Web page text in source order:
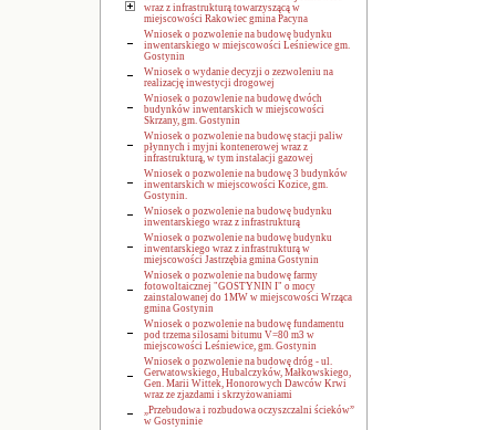
wraz z infrastrukturą towarzyszącą w
miejscowości Rakowiec gmina Pacyna
Wniosek o pozwolenie na budowę budynku
inwentarskiego w miejscowości Leśniewice gm.
Gostynin
Wniosek o wydanie decyzji o zezwoleniu na
realizację inwestycji drogowej
Wniosek o pozowlenie na budowę dwóch
budynków inwentarskich w miejscowości
Skrzany, gm. Gostynin
Wniosek o pozwolenie na budowę stacji paliw
płynnych i myjni kontenerowej wraz z
infrastrukturą, w tym instalacji gazowej
Wniosek o pozwolenie na budowę 3 budynków
inwentarskich w miejscowości Kozice, gm.
Gostynin.
Wniosek o pozwolenie na budowę budynku
inwentarskiego wraz z infrastrukturą
Wniosek o pozwolenie na budowę budynku
inwentarskiego wraz z infrastrukturą w
miejscowości Jastrzębia gmina Gostynin
Wniosek o pozwolenie na budowę farmy
fotowoltaicznej "GOSTYNIN I" o mocy
zainstalowanej do 1MW w miejscowości Wrząca
gmina Gostynin
Wniosek o pozwolenie na budowę fundamentu
pod trzema silosami bitumu V=80 m3 w
miejscowości Leśniewice, gm. Gostynin
Wniosek o pozwolenie na budowę dróg - ul.
Gerwatowskiego, Hubalczyków, Małkowskiego,
Gen. Marii Wittek, Honorowych Dawców Krwi
wraz ze zjazdami i skrzyżowaniami
„Przebudowa i rozbudowa oczyszczalni ścieków”
w Gostyninie